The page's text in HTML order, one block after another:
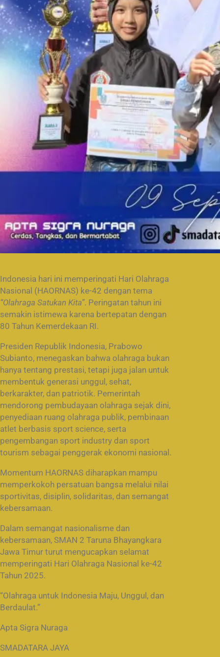
Indonesia hari ini memperingati Hari Olahraga
Nasional (HAORNAS) ke-42 dengan tema
“Olahraga Satukan Kita”. Peringatan tahun ini
semakin istimewa karena bertepatan dengan
80 Tahun Kemerdekaan RI.
Presiden Republik Indonesia, Prabowo
Subianto, menegaskan bahwa olahraga bukan
hanya tentang prestasi, tetapi juga jalan untuk
membentuk generasi unggul, sehat,
berkarakter, dan patriotik. Pemerintah
mendorong pembudayaan olahraga sejak dini,
penyediaan ruang olahraga publik, pembinaan
atlet berbasis sport science, serta
pengembangan sport industry dan sport
tourism sebagai penggerak ekonomi nasional.
Momentum HAORNAS diharapkan mampu
memperkokoh persatuan bangsa melalui nilai
sportivitas, disiplin, solidaritas, dan semangat
kebersamaan.
Dalam semangat nasionalisme dan
kebersamaan, SMAN 2 Taruna Bhayangkara
Jawa Timur turut mengucapkan selamat
memperingati Hari Olahraga Nasional ke-42
Tahun 2025.
“Olahraga untuk Indonesia Maju, Unggul, dan
Berdaulat.”
Apta Sigra Nuraga
SMADATARA JAYA